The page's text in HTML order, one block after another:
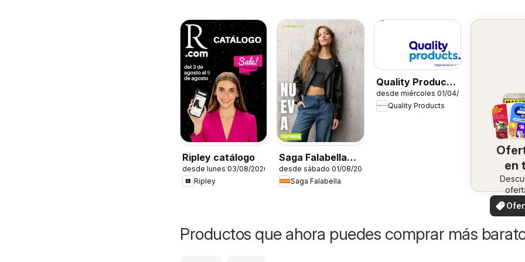
Ripley catálogo
desde lunes 03/08/2026
Ripley
Saga Falabella
catálogo
desde sábado 01/08/2026
Saga Falabella
Quality Products
catálogo
desde miércoles 01/04/2026
Quality Products
en
Productos que ahora puedes comprar más